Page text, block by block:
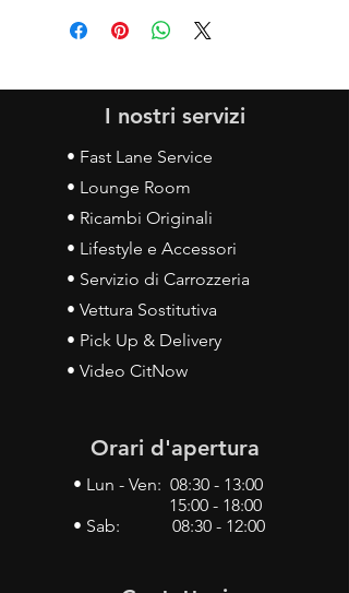
I nostri servizi
• Fast Lane Service
• Lounge Room
• Ricambi Originali
• Lifestyle e Accessori
• Servizio di Carrozzeria
• Vettura Sostitutiva
• Pick Up & Delivery
• Video CitNow
Orari d'apertura
• Lun - Ven: 08:30 - 13:00
15:00 - 18:00
• Sab: 08:30 - 12:00